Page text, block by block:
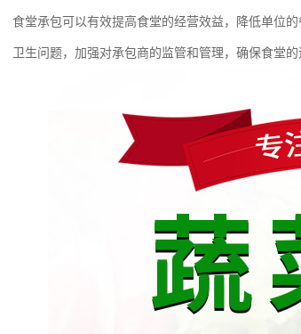
食堂承包可以有效提高食堂的经营效益，降低单位
卫生问题，加强对承包商的监管和管理，确保食堂的